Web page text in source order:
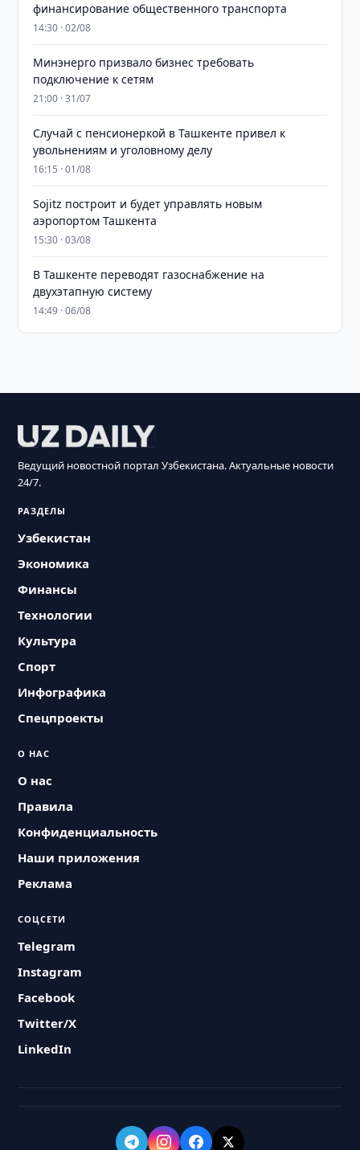
финансирование общественного транспорта
14:30 · 02/08
Минэнерго призвало бизнес требовать
подключение к сетям
21:00 · 31/07
Случай с пенсионеркой в Ташкенте привел к
увольнениям и уголовному делу
16:15 · 01/08
Sojitz построит и будет управлять новым
аэропортом Ташкента
15:30 · 03/08
В Ташкенте переводят газоснабжение на
двухэтапную систему
14:49 · 06/08
Ведущий новостной портал Узбекистана. Актуальные новости
24/7.
РАЗДЕЛЫ
Узбекистан
Экономика
Финансы
Технологии
Культура
Спорт
Инфографика
Спецпроекты
О НАС
О нас
Правила
Конфиденциальность
Наши приложения
Реклама
СОЦСЕТИ
Telegram
Instagram
Facebook
Twitter/X
LinkedIn